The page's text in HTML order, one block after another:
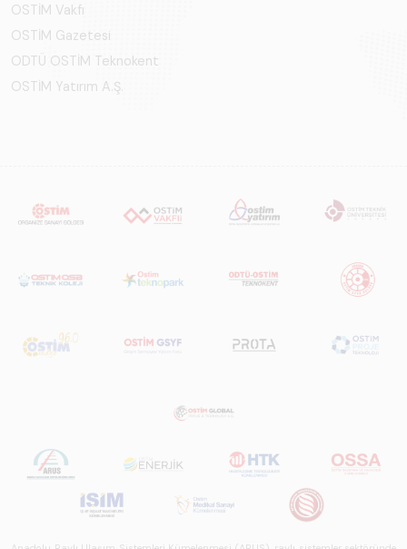
OSTİM Vakfı
OSTİM Gazetesi
ODTÜ OSTİM Teknokent
OSTİM Yatırım A.Ş.